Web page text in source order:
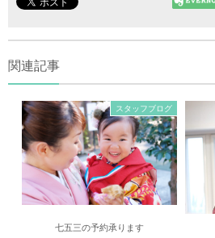
関連記事
スタッフブログ
七五三の予約承ります